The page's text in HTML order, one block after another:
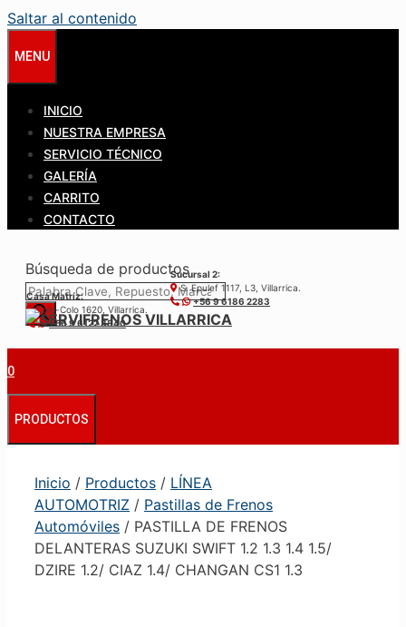
Saltar al contenido
MENU
INICIO
NUESTRA EMPRESA
SERVICIO TÉCNICO
GALERÍA
CARRITO
CONTACTO
Búsqueda de productos
Casa Matríz:
Colo-Colo 1620, Villarrica.
+56 9 6122 3840
Sucursal 2:
S. Epulef 1117, L3, Villarrica.
+56 9 6186 2283
0
PRODUCTOS
Inicio / Productos / LÍNEA
AUTOMOTRIZ / Pastillas de Frenos
Automóviles / PASTILLA DE FRENOS
DELANTERAS SUZUKI SWIFT 1.2 1.3 1.4 1.5/
DZIRE 1.2/ CIAZ 1.4/ CHANGAN CS1 1.3